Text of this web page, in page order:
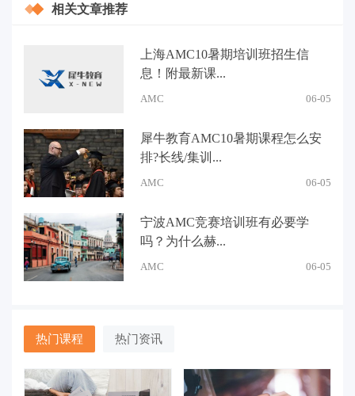
相关文章推荐
上海AMC10暑期培训班招生信
息！附最新课...
AMC 06-05
犀牛教育AMC10暑期课程怎么安
排?长线/集训...
AMC 06-05
宁波AMC竞赛培训班有必要学
吗？为什么赫...
AMC 06-05
热门课程 热门资讯